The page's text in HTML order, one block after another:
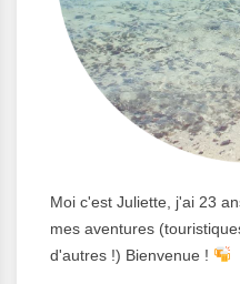
Moi c'est Juliette, j'ai 23
mes aventures
d'autres !) Bienvenue !